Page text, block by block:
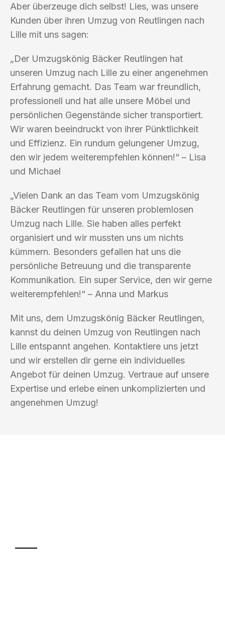
Aber überzeuge dich selbst! Lies, was unsere
Kunden über ihren Umzug von Reutlingen nach
Lille mit uns sagen:
„Der Umzugskönig Bäcker Reutlingen hat
unseren Umzug nach Lille zu einer angenehmen
Erfahrung gemacht. Das Team war freundlich,
professionell und hat alle unsere Möbel und
persönlichen Gegenstände sicher transportiert.
Wir waren beeindruckt von ihrer Pünktlichkeit
und Effizienz. Ein rundum gelungener Umzug,
den wir jedem weiterempfehlen können!“ – Lisa
und Michael
„Vielen Dank an das Team vom Umzugskönig
Bäcker Reutlingen für unseren problemlosen
Umzug nach Lille. Sie haben alles perfekt
organisiert und wir mussten uns um nichts
kümmern. Besonders gefallen hat uns die
persönliche Betreuung und die transparente
Kommunikation. Ein super Service, den wir gerne
weiterempfehlen!“ – Anna und Markus
Mit uns, dem Umzugskönig Bäcker Reutlingen,
kannst du deinen Umzug von Reutlingen nach
Lille entspannt angehen. Kontaktiere uns jetzt
und wir erstellen dir gerne ein individuelles
Angebot für deinen Umzug. Vertraue auf unsere
Expertise und erlebe einen unkomplizierten und
angenehmen Umzug!